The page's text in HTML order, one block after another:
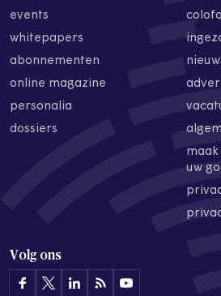
events
whitepapers
abonnementen
online magazine
personalia
dossiers
maak
uw
Volg ons